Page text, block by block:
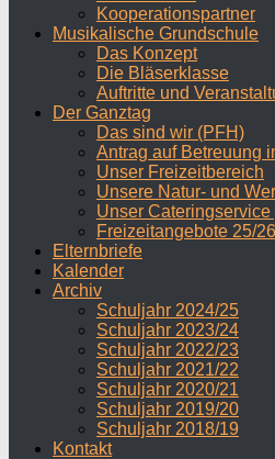
Kooperationspartner
Musikalische Grundschule
Das Konzept
Die Bläserklasse
Auftritte und
Der Ganztag
Das sind wir (PFH)
Antrag auf Betreuung
Unser Freizeitbereich
Unsere Natur- und
Unser Cateringservice
Freizeitangebote 25/26
Elternbriefe
Kalender
Archiv
Schuljahr 2024/25
Schuljahr 2023/24
Schuljahr 2022/23
Schuljahr 2021/22
Schuljahr 2020/21
Schuljahr 2019/20
Schuljahr 2018/19
Kontakt